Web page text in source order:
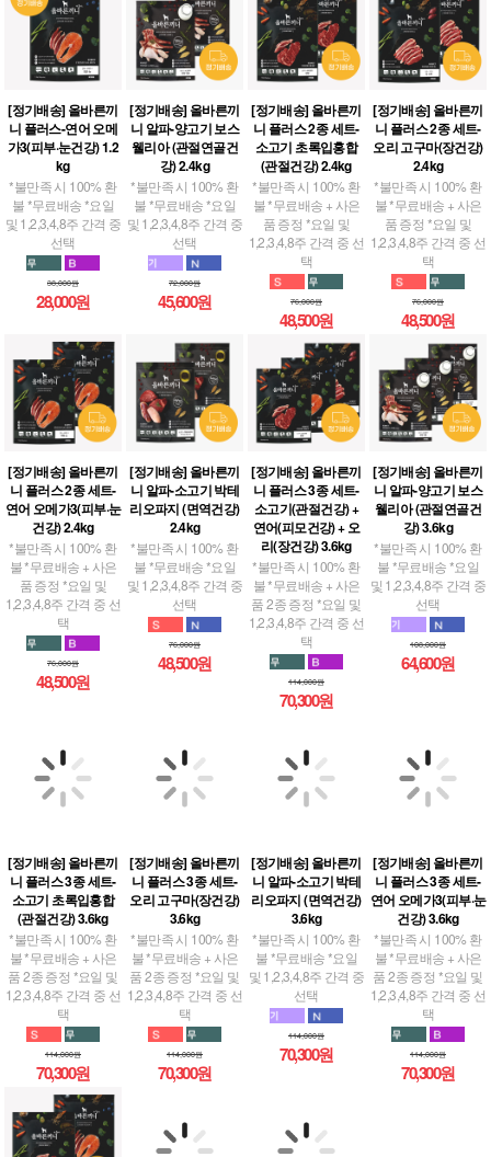
[정기배송] 올바른끼
니 플러스-연어 오메
가3(피부·눈건강) 1.2
kg
*불만족 시 100% 환
불 *무료배송 *요일
및 1,2,3,4,8주 간격 중
선택
38,000원
28,000원
[정기배송] 올바른끼
니 알파-양고기 보스
웰리아 (관절연골건
강) 2.4kg
*불만족 시 100% 환
불 *무료배송 *요일
및 1,2,3,4,8주 간격 중
선택
72,000원
45,600원
[정기배송] 올바른끼
니 플러스 2종 세트-
소고기 초록입홍합
(관절건강) 2.4kg
*불만족 시 100% 환
불 *무료배송 + 사은
품 증정 *요일 및
1,2,3,4,8주 간격 중 선
택
76,000원
48,500원
[정기배송] 올바른끼
니 플러스 2종 세트-
오리 고구마(장건강)
2.4kg
*불만족 시 100% 환
불 *무료배송 + 사은
품 증정 *요일 및
1,2,3,4,8주 간격 중 선
택
76,000원
48,500원
[정기배송] 올바른끼
니 플러스 2종 세트-
연어 오메가3(피부·눈
건강) 2.4kg
*불만족 시 100% 환
불 *무료배송 + 사은
품 증정 *요일 및
1,2,3,4,8주 간격 중 선
택
76,000원
48,500원
[정기배송] 올바른끼
니 알파-소고기 박테
리오파지 (면역건강)
2.4kg
*불만족 시 100% 환
불 *무료배송 *요일
및 1,2,3,4,8주 간격 중
선택
76,000원
48,500원
[정기배송] 올바른끼
니 플러스 3종 세트-
소고기(관절건강) +
연어(피모건강) + 오
리(장건강) 3.6kg
*불만족 시 100% 환
불 *무료배송 + 사은
품 2종 증정 *요일 및
1,2,3,4,8주 간격 중 선
택
114,000원
70,300원
[정기배송] 올바른끼
니 알파-양고기 보스
웰리아 (관절연골건
강) 3.6kg
*불만족 시 100% 환
불 *무료배송 *요일
및 1,2,3,4,8주 간격 중
선택
108,000원
64,600원
[정기배송] 올바른끼
니 플러스 3종 세트-
소고기 초록입홍합
(관절건강) 3.6kg
*불만족 시 100% 환
불 *무료배송 + 사은
품 2종 증정 *요일 및
1,2,3,4,8주 간격 중 선
택
114,000원
70,300원
[정기배송] 올바른끼
니 플러스 3종 세트-
오리 고구마(장건강)
3.6kg
*불만족 시 100% 환
불 *무료배송 + 사은
품 2종 증정 *요일 및
1,2,3,4,8주 간격 중 선
택
114,000원
70,300원
[정기배송] 올바른끼
니 알파-소고기 박테
리오파지 (면역건강)
3.6kg
*불만족 시 100% 환
불 *무료배송 *요일
및 1,2,3,4,8주 간격 중
선택
114,000원
70,300원
[정기배송] 올바른끼
니 플러스 3종 세트-
연어 오메가3(피부·눈
건강) 3.6kg
*불만족 시 100% 환
불 *무료배송 + 사은
품 2종 증정 *요일 및
1,2,3,4,8주 간격 중 선
택
114,000원
70,300원